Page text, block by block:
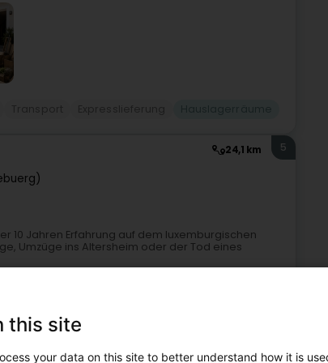
24,1 km 5
10 Jahren Erfahrung auf dem luxemburgischen
Umzüge ins Altersheim oder der Tod eines
this site
your data on this site to better understand how it is